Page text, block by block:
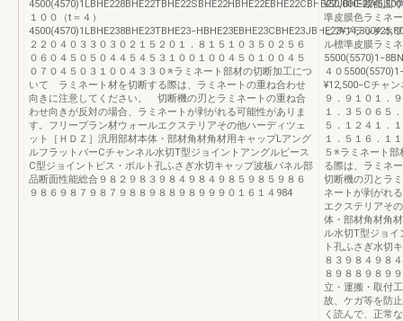
１００（t＝４）
２２０４０３３０３０２１５２０１．８１５１０３５０２５６
０６０４５０５０４４５４５３１００１００４５０１００４５
０７０４５０３１００４３３０※ラミネート部材の切断加工につ
いて ラミネート材を切断する際は、ラミネートの重ね合わせ
向きに注意してください。 切断機の刃とラミネートの重ね合
わせ向きが反対の場合、ラミネートが剥がれる可能性がありま
す。フリープラン材ウォールエクステリアその他ハーディツェ
ット［ＨＤＺ］汎用部材本体・部材角材角材用キャップLアング
ルフラットバーCチャンネル水切T型ジョイントアングルピース
C型ジョイントビス・ボルト孔ふさぎ水切キャップ波板パネル部
品断面性能総合９８２９８３９８４９８４９８５９８５９８６
９８６９８７９８７９８８９８８９８９９９０１６１４984
¥50,000−断面図
準皮膜色ラミネ
ピアブラックホ
ル標準皮膜ラミ
４０
¥12,500−Cチャ
９．９１０１．
１．３５０６５
５．１２４１．
１．５１６．１
５※ラミネート
る際は、ラミネ
切断機の刃とラ
ネートが剥がれ
エクステリアそ
体・部材角材角
ル水切T型ジョ
ト孔ふさぎ水切
８３９８４９８
８９８８９８９
立・運搬・取付
故、ケガ等を防
く読んで、正常